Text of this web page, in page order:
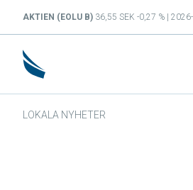
AKTIEN (EOLU B) 36,55 SEK -0,27 % |
LOKALA NYHETER